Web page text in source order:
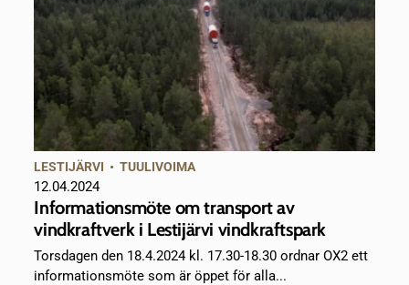
LESTIJÄRVI •TUULIVOIMA
12.04.2024
Informationsmöte om transport av
vindkraftverk i Lestijärvi vindkraftspark
Torsdagen den 18.4.2024 kl. 17.30-18.30 ordnar OX2 ett
informationsmöte som är öppet för alla...